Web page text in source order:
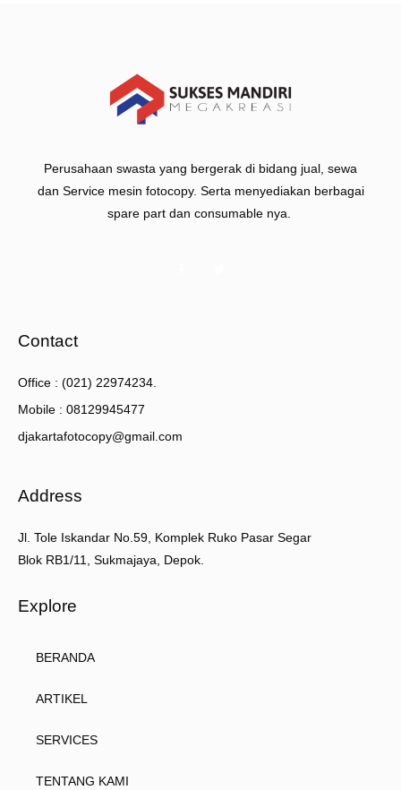
Perusahaan swasta yang bergerak di bidang jual, sewa
dan Service mesin fotocopy. Serta menyediakan berbagai
spare part dan consumable nya.
Contact
Office : (021) 22974234.
Mobile : 08129945477
djakartafotocopy@gmail.com
Address
Jl. Tole Iskandar No.59, Komplek Ruko Pasar Segar
Blok RB1/11, Sukmajaya, Depok.
Explore
BERANDA
ARTIKEL
SERVICES
TENTANG KAMI